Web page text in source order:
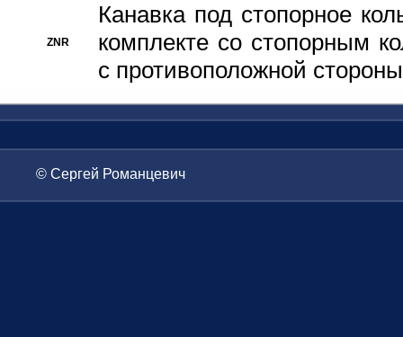
ZNR
Канавка под стопорное
комплекте со стопорным
с противоположной стороны
© Сергей Романцевич